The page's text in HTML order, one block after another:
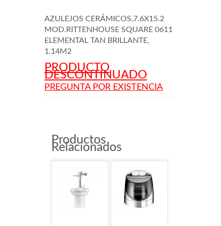
AZULEJOS CERÁMICOS,7.6X15.2
MOD.RITTENHOUSE SQUARE 0611
ELEMENTAL TAN BRILLANTE,
1.14M2
PRODUCTO
DESCONTINUADO
PREGUNTA POR EXISTENCIA
Productos
Relacionados